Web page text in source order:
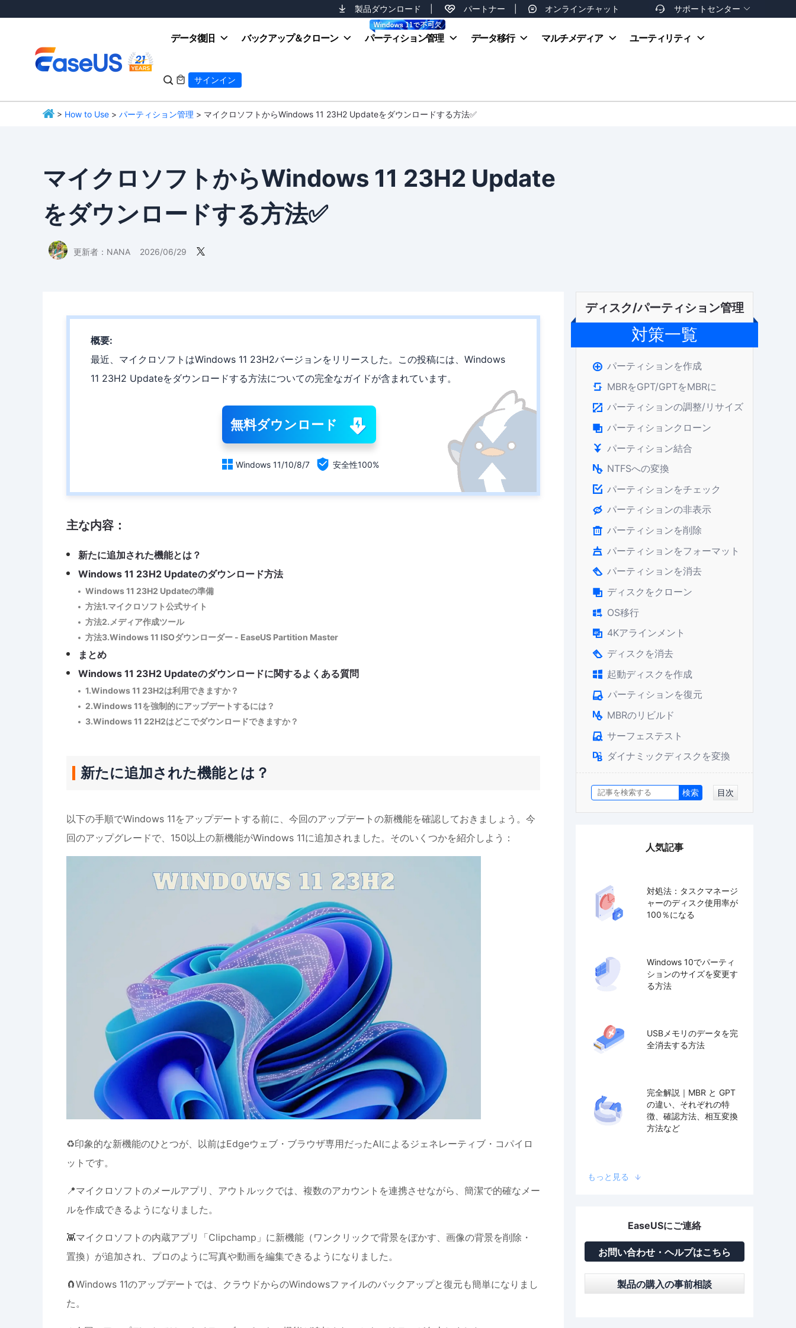
製品ダウンロード パートナー オンラインチャット  サポートセンター 
お支払い方法
データ復旧 バックアップ＆クローン パーティション管理 データ移行 マルチメディア ユーティリティ
  サインイン
> How to Use > パーティション管理 > マイクロソフトからWindows 11 23H2 Updateをダウンロードする方法✅
マイクロソフトからWindows 11 23H2 Update
をダウンロードする方法✅
更新者： NANA 2026/06/29 
概要:
最近、マイクロソフトはWindows 11 23H2バージョンをリリースした。この投稿には、Windows
11 23H2 Updateをダウンロードする方法についての完全なガイドが含まれています。
無料ダウンロード
 Windows 11/10/8/7  安全性100%
主な内容：
新たに追加された機能とは？
Windows 11 23H2 Updateのダウンロード方法
Windows 11 23H2 Updateの準備
方法1.マイクロソフト公式サイト
方法2.メディア作成ツール
方法3.Windows 11 ISOダウンローダー - EaseUS Partition Master
まとめ
Windows 11 23H2 Updateのダウンロードに関するよくある質問
1.Windows 11 23H2は利用できますか？
2.Windows 11を強制的にアップデートするには？
3.Windows 11 22H2はどこでダウンロードできますか？
新たに追加された機能とは？
以下の手順でWindows 11をアップデートする前に、今回のアップデートの新機能を確認しておきましょう。今
回のアップグレードで、150以上の新機能がWindows 11に追加されました。そのいくつかを紹介しよう：
♻️印象的な新機能のひとつが、以前はEdgeウェブ・ブラウザ専用だったAIによるジェネレーティブ・コパイロ
ットです。
📍マイクロソフトのメールアプリ、アウトルックでは、複数のアカウントを連携させながら、簡潔で的確なメー
ルを作成できるようになりました。
👾マイクロソフトの内蔵アプリ「Clipchamp」に新機能（ワンクリックで背景をぼかす、画像の背景を削除・
置換）が追加され、プロのように写真や動画を編集できるようになりました。
🧲Windows 11のアップデートでは、クラウドからのWindowsファイルのバックアップと復元も簡単になりまし
た。
ディスク/パーティション管理
対策一覧
 パーティションを作成
 MBRをGPT/GPTをMBRに
 パーティションの調整/リサイズ
 パーティションクローン
 パーティション結合
 NTFSへの変換
 パーティションをチェック
 パーティションの非表示
 パーティションを削除
 パーティションをフォーマット
 パーティションを消去
 ディスクをクローン
 OS移行
 4Kアラインメント
 ディスクを消去
 起動ディスクを作成
 パーティションを復元
 MBRのリビルド
 サーフェステスト
 ダイナミックディスクを変換
目次
人気記事
対処法：タスクマネージ
ャーのディスク使用率が
100％になる
Windows 10でパーティ
ションのサイズを変更す
る方法
USBメモリのデータを完
全消去する方法
完全解説｜MBR と GPT
の違い、それぞれの特
徴、確認方法、相互変換
方法など
もっと見る
EaseUSにご連絡
お問い合わせ・ヘルプはこちら
製品の購入の事前相談